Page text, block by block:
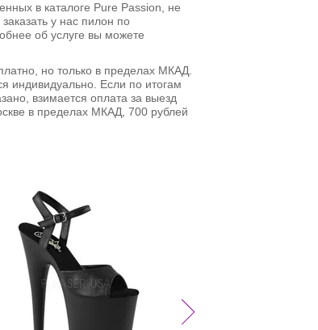
в каталоге Pure Passion, не
у нас пилон по
об услуге вы можете
но только в пределах МКАД.
индивидуально. Если по итогам
взимается оплата за выезд
в пределах МКАД, 700 рублей